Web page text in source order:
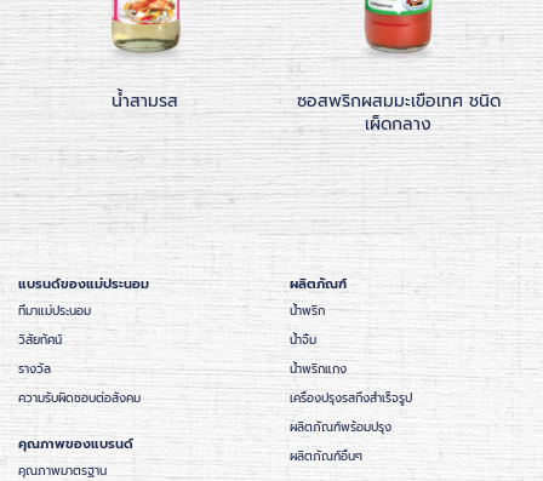
น้ำสามรส
ซอสพริกผสมมะเขือเทศ ชนิด
เผ็ดกลาง
แบรนด์ของแม่ประนอม
ที่มาแม่ประนอม
วิสัยทัศน์
รางวัล
ความรับผิดชอบต่อสังคม
คุณภาพของแบรนด์
คุณภาพมาตรฐาน
ผลิตภัณฑ์
น้ำพริก
น้ำจิ้ม
น้ำพริกแกง
เครื่องปรุงรสกึ่งสำเร็จรูป
ผลิตภัณฑ์พร้อมปรุง
ผลิตภัณฑ์อื่นๆ